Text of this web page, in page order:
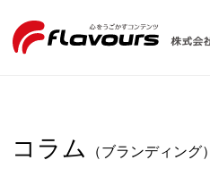
コラム （ブランディング）